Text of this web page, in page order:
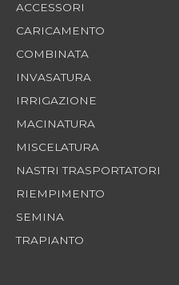
ACCESSORI
CARICAMENTO
COMBINATA
INVASATURA
IRRIGAZIONE
MACINATURA
MISCELATURA
NASTRI TRASPORTATORI
RIEMPIMENTO
SEMINA
TRAPIANTO